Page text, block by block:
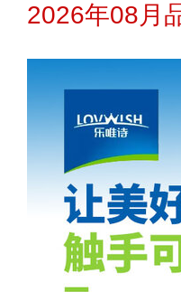
2026年08月